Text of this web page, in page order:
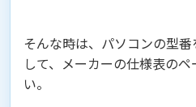
そんな時は、パソコンの型
して、メーカーの仕様表の
い。